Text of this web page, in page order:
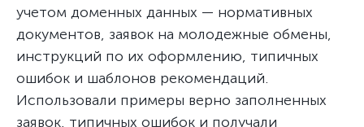
учетом доменных данных — нормативных
документов, заявок на молодежные обмены,
инструкций по их оформлению, типичных
ошибок и шаблонов рекомендаций.
Использовали примеры верно заполненных
заявок, типичных ошибок и получали